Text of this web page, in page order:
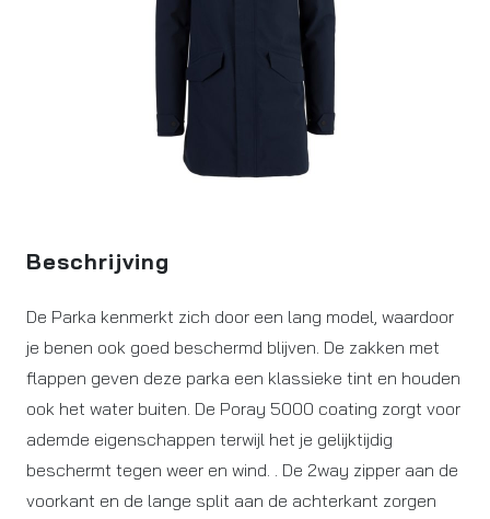
Beschrijving
De Parka kenmerkt zich door een lang model, waardoor
je benen ook goed beschermd blijven. De zakken met
flappen geven deze parka een klassieke tint en houden
ook het water buiten. De Poray 5000 coating zorgt voor
ademde eigenschappen terwijl het je gelijktijdig
beschermt tegen weer en wind. . De 2way zipper aan de
voorkant en de lange split aan de achterkant zorgen